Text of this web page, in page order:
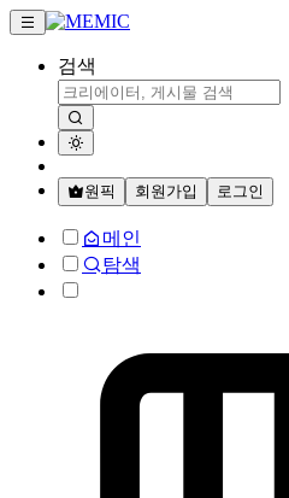
검색
원픽 회원가입 로그인
메인
탐색